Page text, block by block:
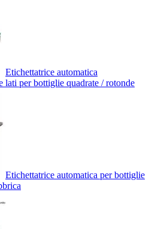
Etichettatrice automatica
lati per bottiglie quadrate / rotonde
Etichettatrice automatica per bottiglie